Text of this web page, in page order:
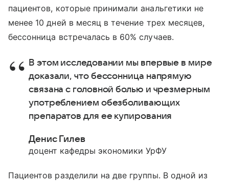
пациентов, которые принимали анальгетики не
менее 10 дней в месяц в течение трех месяцев,
бессонница встречалась в 60% случаев.
В этом исследовании мы впервые в мире
доказали, что бессонница напрямую
связана с головной болью и чрезмерным
употреблением обезболивающих
препаратов для ее купирования
Денис Гилев
доцент кафедры экономики УрФУ
Пациентов разделили на две группы. В одной из